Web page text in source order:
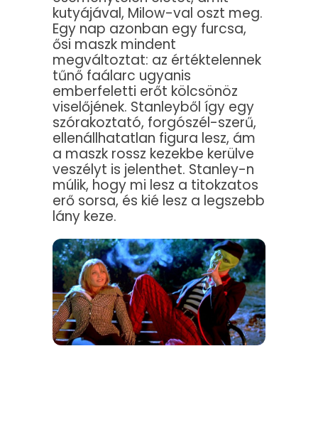
kutyájával, Milow-val oszt meg.
Egy nap azonban egy furcsa,
ősi maszk mindent
megváltoztat: az értéktelennek
tűnő faálarc ugyanis
emberfeletti erőt kölcsönöz
viselőjének. Stanleyből így egy
szórakoztató, forgószél-szerű,
ellenállhatatlan figura lesz, ám
a maszk rossz kezekbe kerülve
veszélyt is jelenthet. Stanley-n
múlik, hogy mi lesz a titokzatos
erő sorsa, és kié lesz a legszebb
lány keze.